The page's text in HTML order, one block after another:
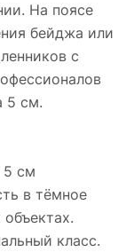
На поясе
бейджа или
с
5 см.
5 см
в тёмное
класс.